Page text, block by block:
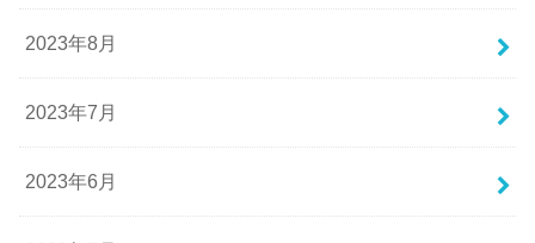
2023年8月
2023年7月
2023年6月